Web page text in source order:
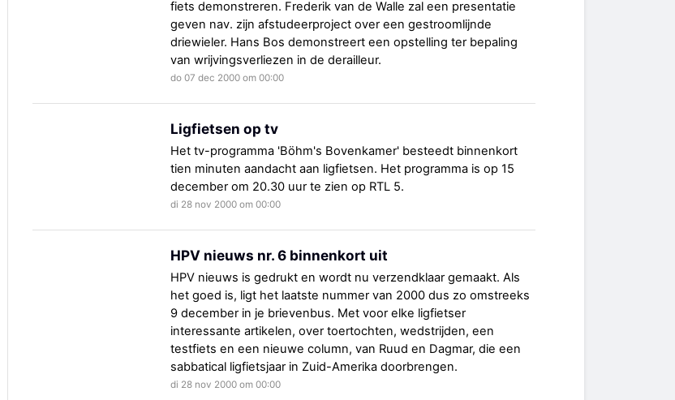
fiets demonstreren. Frederik van de Walle zal een presentatie
geven nav. zijn afstudeerproject over een gestroomlijnde
driewieler. Hans Bos demonstreert een opstelling ter bepaling
van wrijvingsverliezen in de derailleur.
do 07 dec 2000 om 00:00
Ligfietsen op tv
Het tv-programma 'Böhm's Bovenkamer' besteedt binnenkort
tien minuten aandacht aan ligfietsen. Het programma is op 15
december om 20.30 uur te zien op RTL 5.
di 28 nov 2000 om 00:00
HPV nieuws nr. 6 binnenkort uit
HPV nieuws is gedrukt en wordt nu verzendklaar gemaakt. Als
het goed is, ligt het laatste nummer van 2000 dus zo omstreeks
9 december in je brievenbus. Met voor elke ligfietser
interessante artikelen, over toertochten, wedstrijden, een
testfiets en een nieuwe column, van Ruud en Dagmar, die een
sabbatical ligfietsjaar in Zuid-Amerika doorbrengen.
di 28 nov 2000 om 00:00